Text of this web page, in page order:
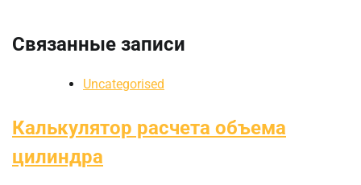
Связанные записи
Uncategorised
Калькулятор расчета объема
цилиндра